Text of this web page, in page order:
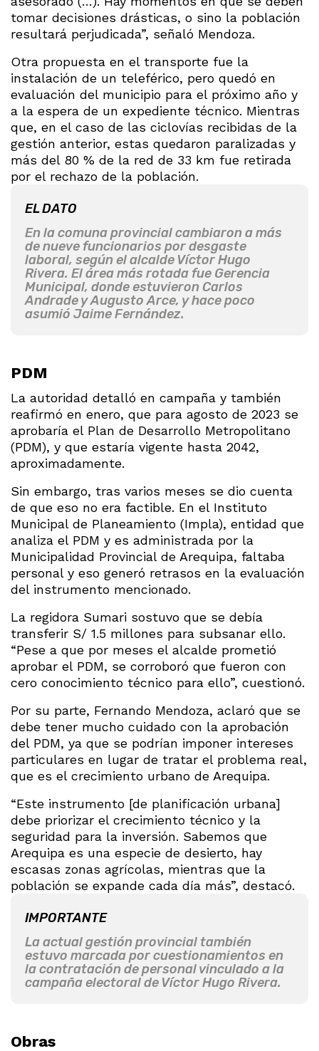
tomar decisiones drásticas, o sino la población
resultará perjudicada”, señaló Mendoza.
Otra propuesta en el transporte fue la
instalación de un teleférico, pero quedó en
evaluación del municipio para el próximo año y
a la espera de un expediente técnico. Mientras
que, en el caso de las ciclovías recibidas de la
gestión anterior, estas quedaron paralizadas y
más del 80 % de la red de 33 km fue retirada
por el rechazo de la población.
EL DATO
En la comuna provincial cambiaron a más
de nueve funcionarios por desgaste
laboral, según el alcalde Víctor Hugo
Rivera. El área más rotada fue Gerencia
Municipal, donde estuvieron Carlos
Andrade y Augusto Arce, y hace poco
asumió Jaime Fernández.
PDM
La autoridad detalló en campaña y también
reafirmó en enero, que para agosto de 2023 se
aprobaría el Plan de Desarrollo Metropolitano
(PDM), y que estaría vigente hasta 2042,
aproximadamente.
Sin embargo, tras varios meses se dio cuenta
de que eso no era factible. En el Instituto
Municipal de Planeamiento (Impla), entidad que
analiza el PDM y es administrada por la
Municipalidad Provincial de Arequipa, faltaba
personal y eso generó retrasos en la evaluación
del instrumento mencionado.
La regidora Sumari sostuvo que se debía
transferir S/ 1.5 millones para subsanar ello.
“Pese a que por meses el alcalde prometió
aprobar el PDM, se corroboró que fueron con
cero conocimiento técnico para ello”, cuestionó.
Por su parte, Fernando Mendoza, aclaró que se
debe tener mucho cuidado con la aprobación
del PDM, ya que se podrían imponer intereses
particulares en lugar de tratar el problema real,
que es el crecimiento urbano de Arequipa.
“Este instrumento [de planificación urbana]
debe priorizar el crecimiento técnico y la
seguridad para la inversión. Sabemos que
Arequipa es una especie de desierto, hay
escasas zonas agrícolas, mientras que la
población se expande cada día más”, destacó.
IMPORTANTE
La actual gestión provincial también
estuvo marcada por cuestionamientos en
la contratación de personal vinculado a la
campaña electoral de Víctor Hugo Rivera.
Obras